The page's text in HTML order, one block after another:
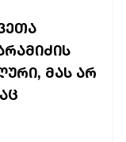
ᲛᲐᲡ ᲐᲠ